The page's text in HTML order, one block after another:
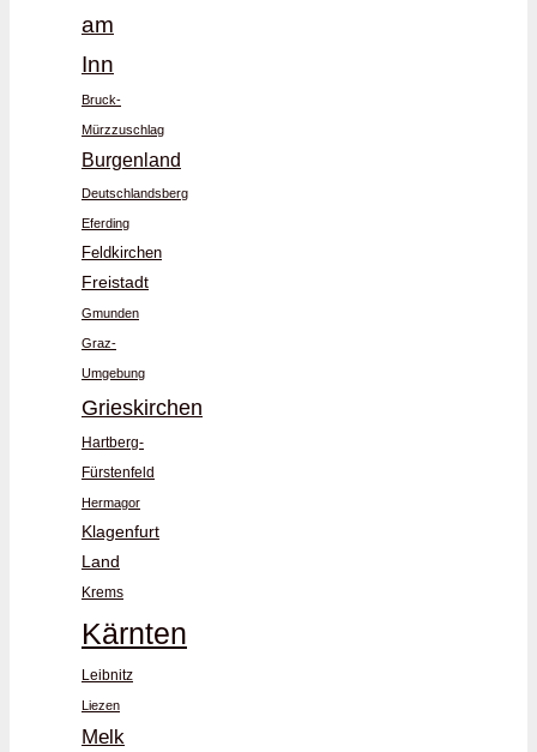
am
Inn
Bruck-
Mürzzuschlag
Burgenland
Deutschlandsberg
Eferding
Feldkirchen
Freistadt
Gmunden
Graz-
Umgebung
Grieskirchen
Hartberg-
Fürstenfeld
Hermagor
Klagenfurt
Land
Krems
Kärnten
Leibnitz
Liezen
Melk